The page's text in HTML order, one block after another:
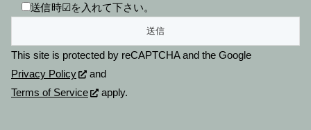
送信時☑を入れて下さい。
This site is protected by reCAPTCHA and the Google
Privacy Policy
and
Terms of Service
apply.